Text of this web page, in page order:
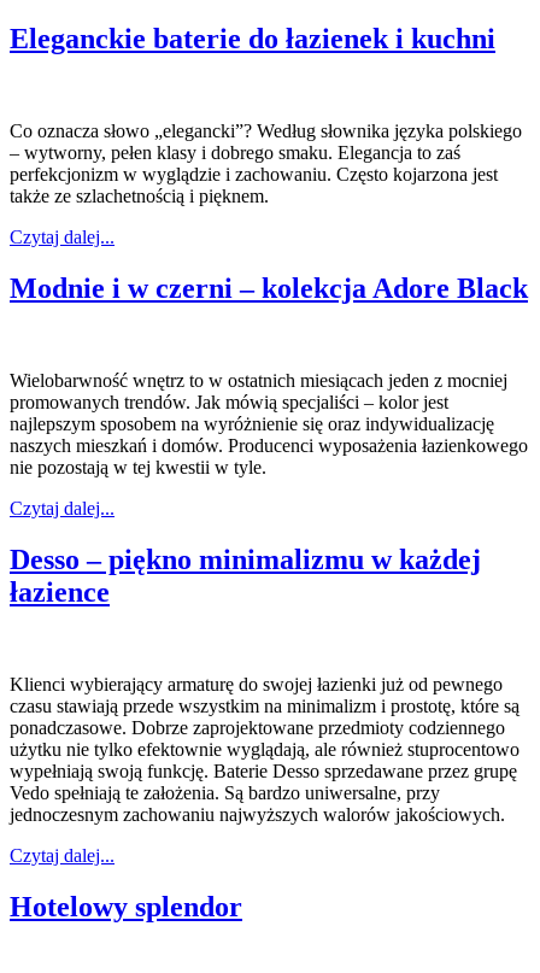
Eleganckie baterie do łazienek i kuchni
Co oznacza słowo „elegancki”? Według słownika języka polskiego
– wytworny, pełen klasy i dobrego smaku. Elegancja to zaś
perfekcjonizm w wyglądzie i zachowaniu. Często kojarzona jest
także ze szlachetnością i pięknem.
Czytaj dalej...
Modnie i w czerni – kolekcja Adore Black
Wielobarwność wnętrz to w ostatnich miesiącach jeden z mocniej
promowanych trendów. Jak mówią specjaliści – kolor jest
najlepszym sposobem na wyróżnienie się oraz indywidualizację
naszych mieszkań i domów. Producenci wyposażenia łazienkowego
nie pozostają w tej kwestii w tyle.
Czytaj dalej...
Desso – piękno minimalizmu w każdej
łazience
Klienci wybierający armaturę do swojej łazienki już od pewnego
czasu stawiają przede wszystkim na minimalizm i prostotę, które są
ponadczasowe. Dobrze zaprojektowane przedmioty codziennego
użytku nie tylko efektownie wyglądają, ale również stuprocentowo
wypełniają swoją funkcję. Baterie Desso sprzedawane przez grupę
Vedo spełniają te założenia. Są bardzo uniwersalne, przy
jednoczesnym zachowaniu najwyższych walorów jakościowych.
Czytaj dalej...
Hotelowy splendor